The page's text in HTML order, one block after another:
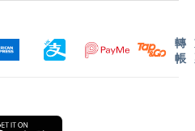
。透過增加寵物日常飲食
質量，能抑制炎症和老
令老年犬更強壯。
收到產品當日起計，食用期
轉
帳